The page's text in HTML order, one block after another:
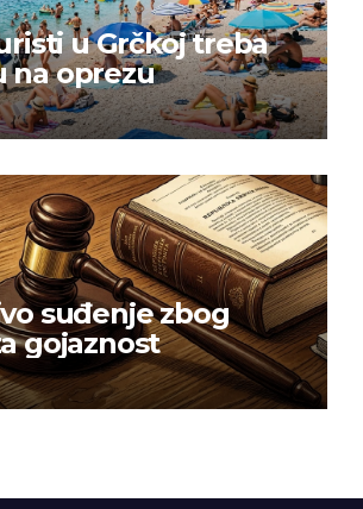
u Grčkoj treba
na oprezu
suđenje zbog
gojaznost